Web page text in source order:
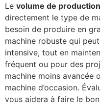
Le volume de production
directement le type de
besoin de produire en
machine robuste qui
intensive, tout en
fréquent ou pour des
machine moins avancée
machine d’occasion.
vous aidera à faire le